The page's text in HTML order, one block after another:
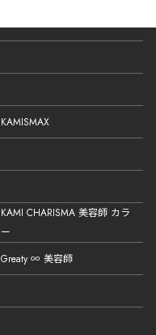
KAMISMAX
KAMI CHARISMA 美容師 カラ
ー
Greaty ∞ 美容師